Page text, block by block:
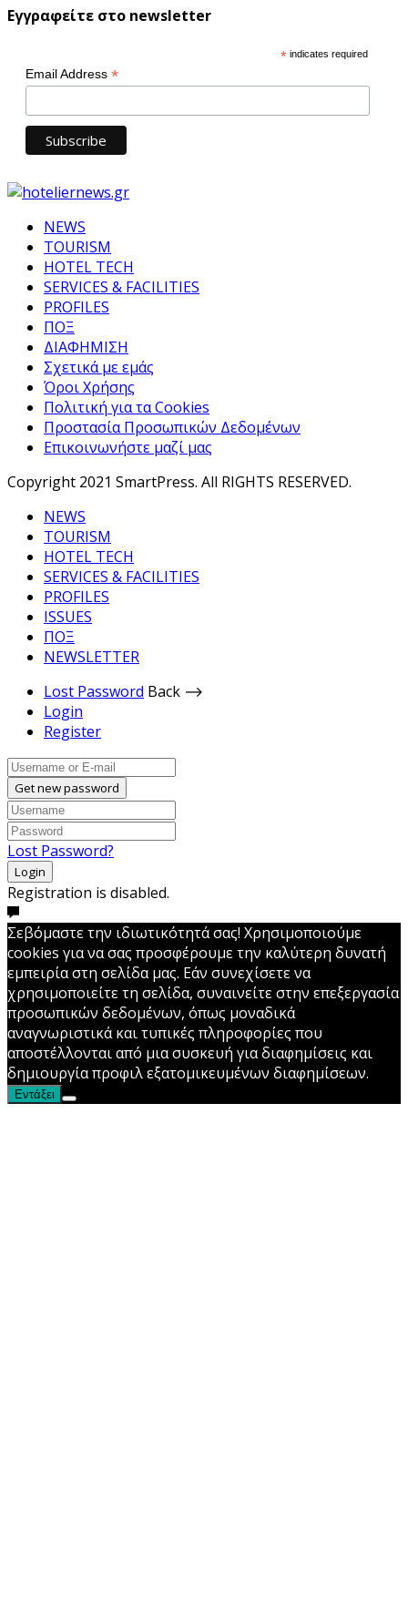
Εγγραφείτε στο newsletter
* indicates required
Email Address *
NEWS
TOURISM
HOTEL TECH
SERVICES & FACILITIES
PROFILES
ΠΟΞ
ΔΙΑΦΗΜΙΣΗ
Σχετικά με εμάς
Όροι Χρήσης
Πολιτική για τα Cookies
Προστασία Προσωπικών Δεδομένων
Επικοινωνήστε μαζί μας
Copyright 2021 SmartPress. All RIGHTS RESERVED.
NEWS
TOURISM
HOTEL TECH
SERVICES & FACILITIES
PROFILES
ISSUES
ΠΟΞ
NEWSLETTER
Lost Password Back ⟶
Login
Register
Get new password
Lost Password?
Login
Registration is disabled.
Σεβόμαστε την ιδιωτικότητά σας! Χρησιμοποιούμε
cookies για να σας προσφέρουμε την καλύτερη δυνατή
εμπειρία στη σελίδα μας. Εάν συνεχίσετε να
χρησιμοποιείτε τη σελίδα, συναινείτε στην επεξεργασία
προσωπικών δεδομένων, όπως μοναδικά
αναγνωριστικά και τυπικές πληροφορίες που
αποστέλλονται από μια συσκευή για διαφημίσεις και
δημιουργία προφιλ εξατομικευμένων διαφημίσεων.
Εντάξει